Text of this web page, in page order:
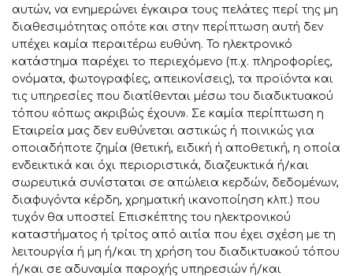
αυτών, να ενημερώνει έγκαιρα τους πελάτες περί της μη
διαθεσιμότητας οπότε και στην περίπτωση αυτή δεν
υπέχει καμία περαιτέρω ευθύνη. Το ηλεκτρονικό
κατάστημα παρέχει το περιεχόμενο (π.χ. πληροφορίες,
ονόματα, φωτογραφίες, απεικονίσεις), τα προϊόντα και
τις υπηρεσίες που διατίθενται μέσω του διαδικτυακού
τόπου «όπως ακριβώς έχουν». Σε καμία περίπτωση η
Εταιρεία μας δεν ευθύνεται αστικώς ή ποινικώς για
οποιαδήποτε ζημία (θετική, ειδική ή αποθετική, η οποία
ενδεικτικά και όχι περιοριστικά, διαζευκτικά ή/και
σωρευτικά συνίσταται σε απώλεια κερδών, δεδομένων,
διαφυγόντα κέρδη, χρηματική ικανοποίηση κλπ.) που
τυχόν θα υποστεί Επισκέπτης του ηλεκτρονικού
καταστήματος ή τρίτος από αιτία που έχει σχέση με τη
λειτουργία ή μη ή/και τη χρήση του διαδικτυακού τόπου
ή/και σε αδυναμία παροχής υπηρεσιών ή/και